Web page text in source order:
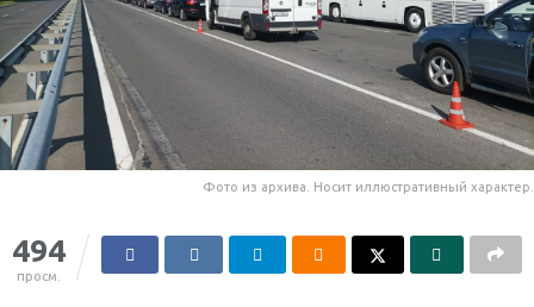
Фото из архива. Носит иллюстративный характер.
494
просм.